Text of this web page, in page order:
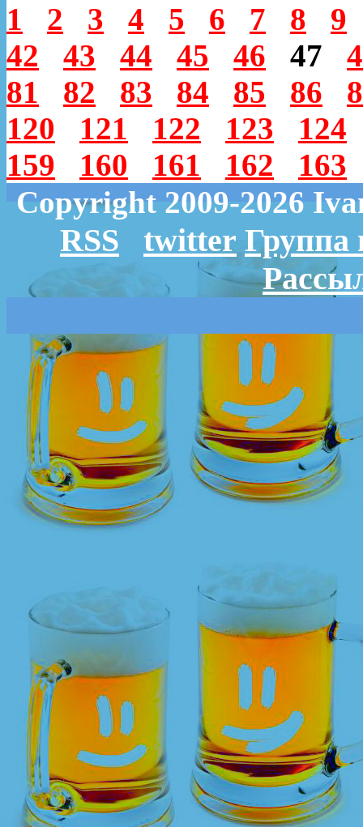
1 2 3 4 5 6 7 8
9
42
43 44 45 46 47
81
82 83 84 85 86
120
121 122 123
124
159
160 161 162
163
Copyright 2009-2026
RSS twitter Группа